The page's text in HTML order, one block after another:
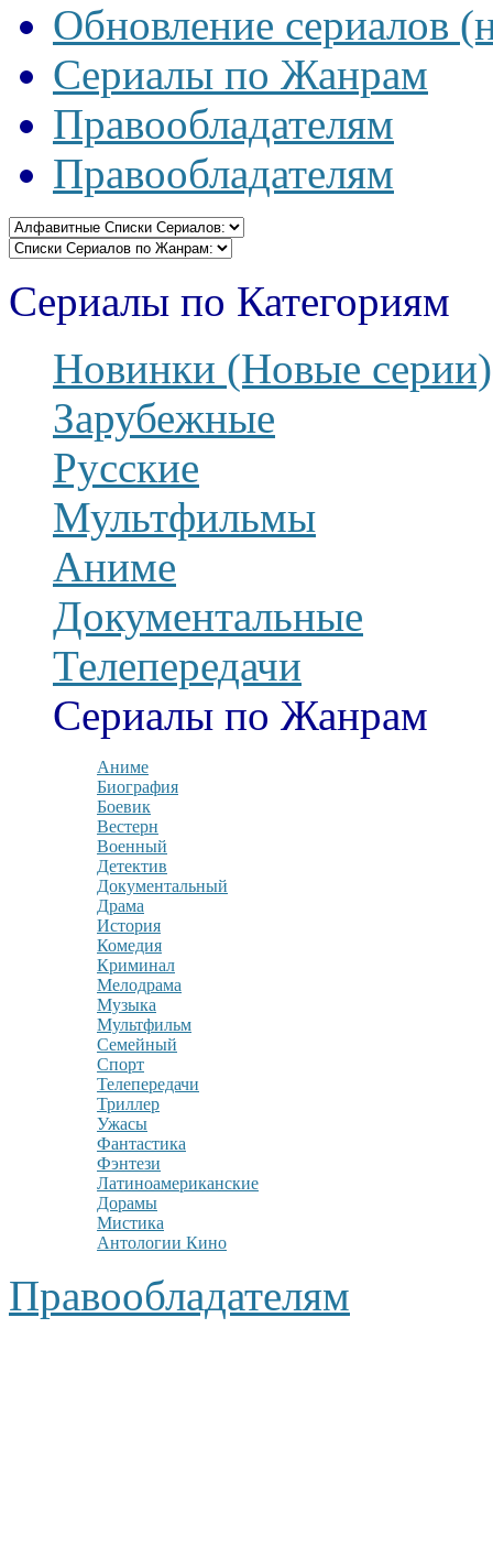
Обновление сериалов
Сериалы по Жанрам
Правообладателям
Правообладателям
Сериалы по Категориям
Новинки (Новые серии)
Зарубежные
Русские
Мультфильмы
Аниме
Документальные
Телепередачи
Сериалы по Жанрам
Аниме
Биография
Боевик
Вестерн
Военный
Детектив
Документальный
Драма
История
Комедия
Криминал
Мелодрама
Музыка
Мультфильм
Семейный
Спорт
Телепередачи
Триллер
Ужасы
Фантастика
Фэнтези
Латиноамериканские
Дорамы
Мистика
Антологии Кино
Правообладателям